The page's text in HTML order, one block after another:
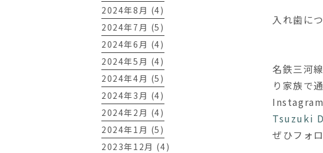
入れ歯に
名鉄三河
り家族で
Tsuzuki
ぜひフォ
2024年8月 (4)
2024年7月 (5)
2024年6月 (4)
2024年5月 (4)
2024年4月 (5)
2024年3月 (4)
2024年2月 (4)
2024年1月 (5)
2023年12月 (4)